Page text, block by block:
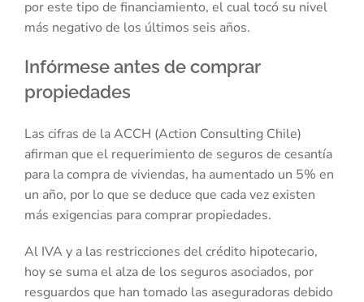
por este tipo de financiamiento, el cual tocó su nivel
más negativo de los últimos seis años.
Infórmese antes de comprar
propiedades
Las cifras de la ACCH (Action Consulting Chile)
afirman que el requerimiento de seguros de cesantía
para la compra de viviendas, ha aumentado un 5% en
un año, por lo que se deduce que cada vez existen
más exigencias para comprar propiedades.
Al IVA y a las restricciones del crédito hipotecario,
hoy se suma el alza de los seguros asociados, por
resguardos que han tomado las aseguradoras debido